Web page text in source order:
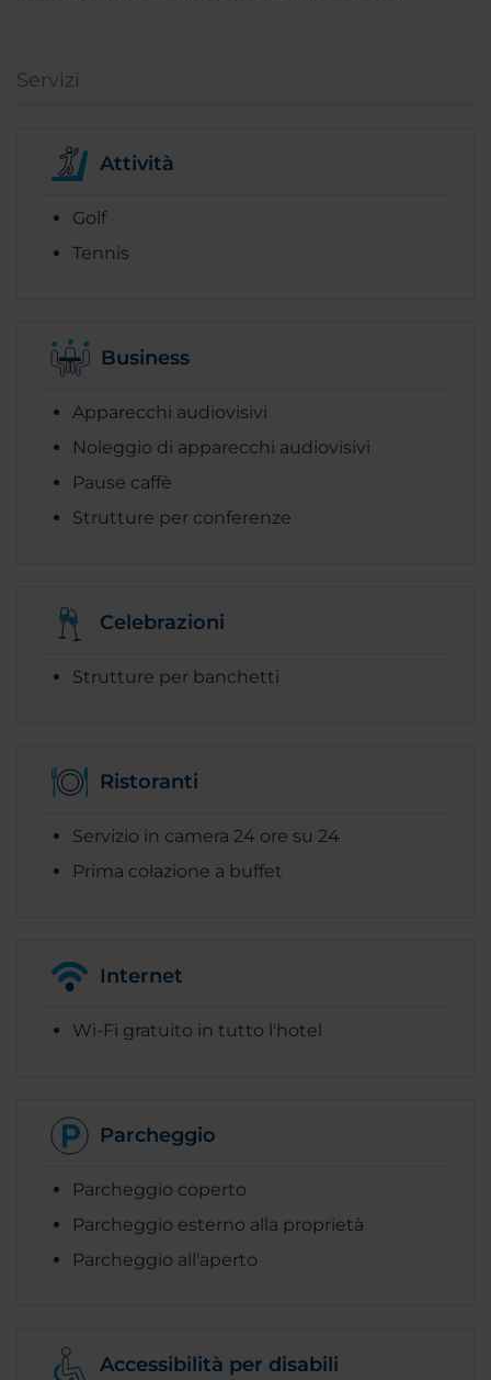
Servizi
Attività
Golf
Tennis
Business
Apparecchi audiovisivi
Noleggio di apparecchi audiovisivi
Pause caffè
Strutture per conferenze
Celebrazioni
Strutture per banchetti
Ristoranti
Servizio in camera 24 ore su 24
Prima colazione a buffet
Internet
Wi-Fi gratuito in tutto l'hotel
Parcheggio
Parcheggio coperto
Parcheggio esterno alla proprietà
Parcheggio all'aperto
Accessibilità per disabili